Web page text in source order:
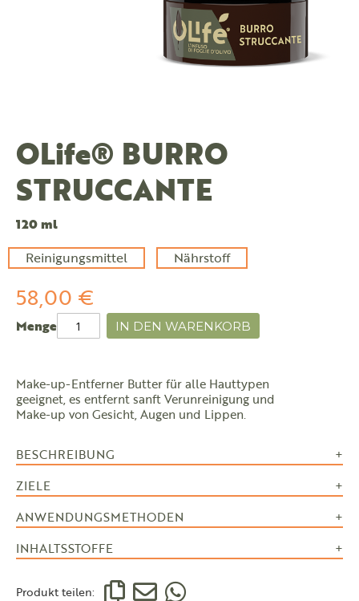
OLife® BURRO
STRUCCANTE
120 ml
Reinigungsmittel
Nährstoff
58,00 €
Menge IN DEN WARENKORB
Make-up-Entferner Butter für alle Hauttypen
geeignet, es entfernt sanft Verunreinigung und
Make-up von Gesicht, Augen und Lippen.
BESCHREIBUNG
ZIELE
ANWENDUNGSMETHODEN
INHALTSSTOFFE
Produkt teilen: